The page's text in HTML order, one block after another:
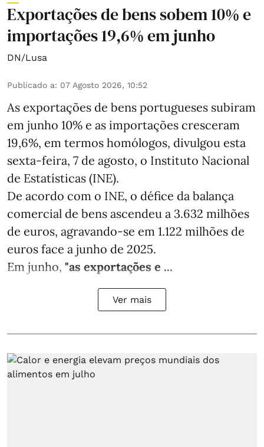
Exportações de bens sobem 10% e
importações 19,6% em junho
DN/Lusa
Publicado a: 07 Agosto 2026, 10:52
As exportações de bens portugueses subiram
em junho 10% e as importações cresceram
19,6%, em termos homólogos, divulgou esta
sexta-feira, 7 de agosto, o Instituto Nacional
de Estatísticas (INE).
De acordo com o INE, o défice da balança
comercial de bens ascendeu a 3.632 milhões
de euros, agravando-se em 1.122 milhões de
euros face a junho de 2025.
Em junho, "as exportações e ...
Ver mais